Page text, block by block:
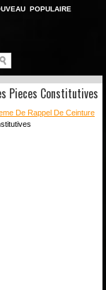
POPULAIRE
Pieces Constitutives
De Rappel De Ceinture